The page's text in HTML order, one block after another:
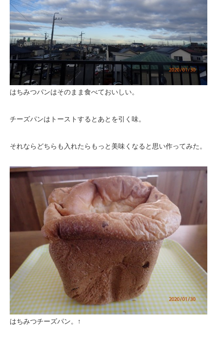
はちみつパンはそのまま食べておいしい。
チーズパンはトーストするとあとを引く味。
それならどちらも入れたらもっと美味くなると思い作ってみた。
はちみつチーズパン。↑